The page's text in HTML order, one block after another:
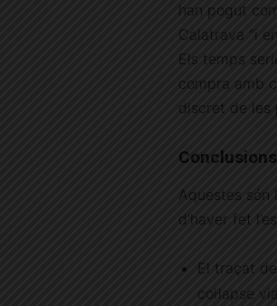
han pogut
Calatrava “i
Els temps
compra amb
discret de les
Conclusions
Aquestes són
d’haver fet
El traçat
col·lapse